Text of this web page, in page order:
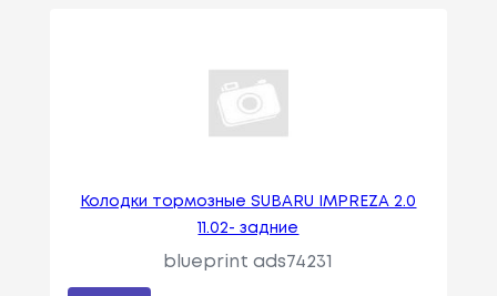
Колодки тормозные SUBARU IMPREZA 2.0
11.02- задние
blueprint ads74231